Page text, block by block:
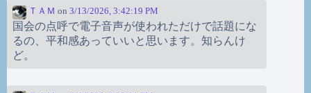
ＴＡＭ on 3/13/2026, 3:42:19 PM
国会の点呼で電子音声が使われただけで話題にな
るの、平和感あっていいと思います。知らんけ
ど。